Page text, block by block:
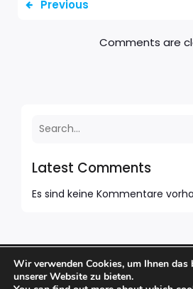
Latest Comments
Es sind keine Kommentare
Previous
Comments are
© 2026 BARFUSS BAR. Created
and Kubio
Wir verwenden Cookies, um Ihnen das
unserer Website zu bieten.